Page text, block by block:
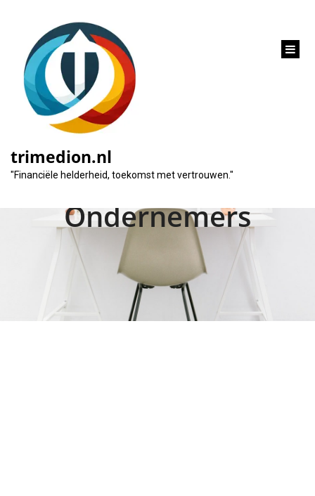
trimedion.nl
"Financiële helderheid, toekomst met vertrouwen."
Financiële Groei:
Zakelijk Krediet als
Steunpilaar voor
Ondernemers